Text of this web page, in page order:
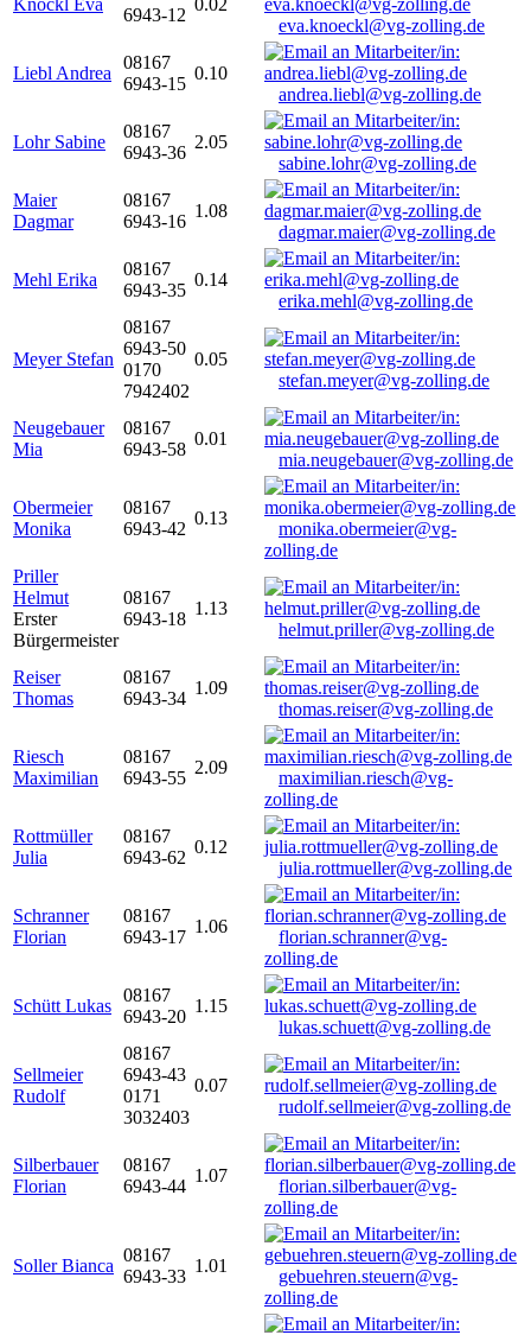
Knöckl Eva
6943-12
0.02
eva.knoeckl@vg-zolling.de
Liebl Andrea
08167
6943-15
0.10
andrea.liebl@vg-zolling.de
Lohr Sabine
08167
6943-36
2.05
sabine.lohr@vg-zolling.de
Maier
Dagmar
08167
6943-16
1.08
dagmar.maier@vg-zolling.de
Mehl Erika
08167
6943-35
0.14
erika.mehl@vg-zolling.de
Meyer Stefan
08167
6943-50
0170
7942402
0.05
stefan.meyer@vg-zolling.de
Neugebauer
Mia
08167
6943-58
0.01
mia.neugebauer@vg-zolling.de
Obermeier
Monika
08167
6943-42
0.13
monika.obermeier@vg-
zolling.de
Priller
Helmut
Erster
Bürgermeister
08167
6943-18
1.13
helmut.priller@vg-zolling.de
Reiser
Thomas
08167
6943-34
1.09
thomas.reiser@vg-zolling.de
Riesch
Maximilian
08167
6943-55
2.09
maximilian.riesch@vg-
zolling.de
Rottmüller
Julia
08167
6943-62
0.12
julia.rottmueller@vg-zolling.de
Schranner
Florian
08167
6943-17
1.06
florian.schranner@vg-
zolling.de
Schütt Lukas
08167
6943-20
1.15
lukas.schuett@vg-zolling.de
Sellmeier
Rudolf
08167
6943-43
0171
3032403
0.07
rudolf.sellmeier@vg-zolling.de
Silberbauer
Florian
08167
6943-44
1.07
florian.silberbauer@vg-
zolling.de
Soller Bianca
08167
6943-33
1.01
gebuehren.steuern@vg-
zolling.de